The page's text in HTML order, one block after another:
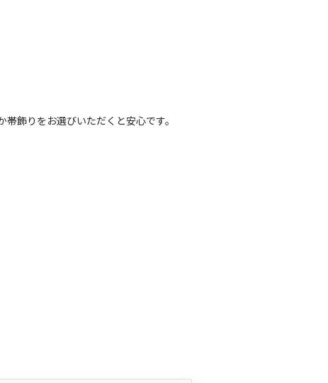
飾りをお選びいただくと安心です。